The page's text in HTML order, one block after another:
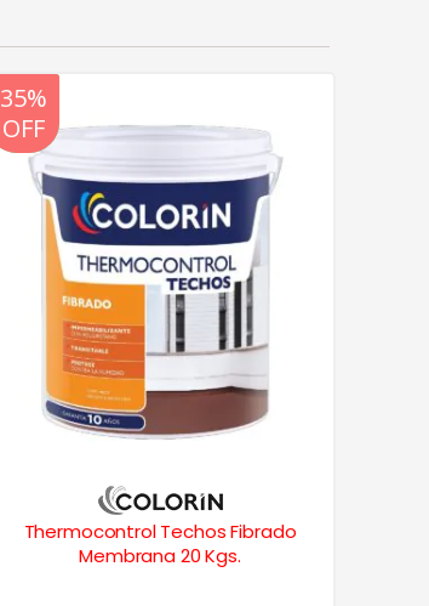
20%
OFF
35%
OFF
Thermocontrol Techos Fibrado
Membrana 20 Kgs.